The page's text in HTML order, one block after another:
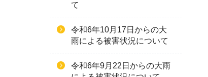
て
令和6年10月17日からの大
雨による被害状況について
令和6年9月22日からの大雨